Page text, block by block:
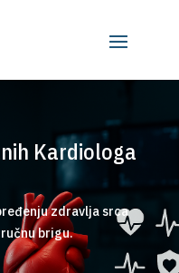
Kardiologa
zdravlja srca
brigu.